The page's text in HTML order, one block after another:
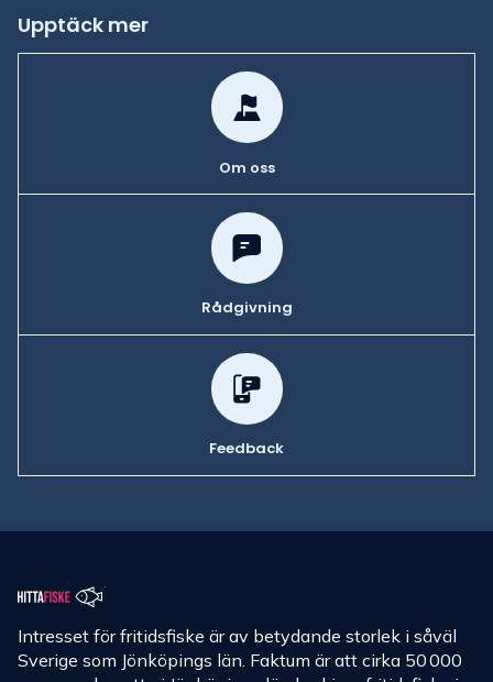
Upptäck mer
Om oss
Rådgivning
Feedback
Intresset för fritidsfiske är av betydande storlek i såväl
Sverige som Jönköpings län. Faktum är att cirka 50 000